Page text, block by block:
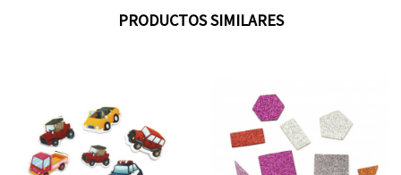
PRODUCTOS SIMILARES